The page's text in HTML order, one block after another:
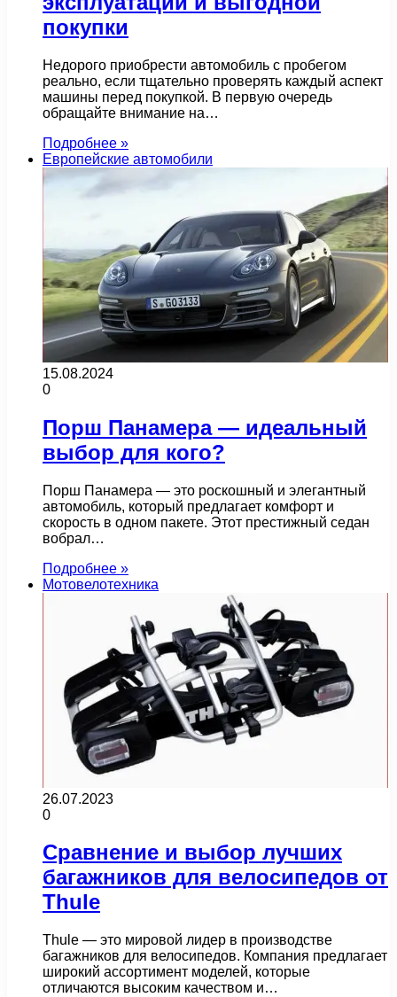
покупки
Недорого приобрести автомобиль с пробегом
реально, если тщательно проверять каждый аспект
машины перед покупкой. В первую очередь
обращайте внимание на…
Подробнее »
Европейские автомобили
15.08.2024
0
Порш Панамера — идеальный
выбор для кого?
Порш Панамера — это роскошный и элегантный
автомобиль, который предлагает комфорт и
скорость в одном пакете. Этот престижный седан
вобрал…
Подробнее »
Мотовелотехника
26.07.2023
0
Сравнение и выбор лучших
багажников для велосипедов от
Thule
Thule — это мировой лидер в производстве
багажников для велосипедов. Компания предлагает
широкий ассортимент моделей, которые
отличаются высоким качеством и…